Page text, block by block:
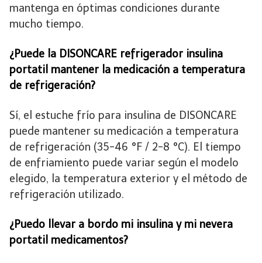
mantenga en óptimas condiciones durante
mucho tiempo.
¿Puede la DISONCARE refrigerador insulina
portatil mantener la medicación a temperatura
de refrigeración?
Sí, el estuche frío para insulina de DISONCARE
puede mantener su medicación a temperatura
de refrigeración (35-46 °F / 2-8 °C). El tiempo
de enfriamiento puede variar según el modelo
elegido, la temperatura exterior y el método de
refrigeración utilizado.
¿Puedo llevar a bordo mi insulina y mi nevera
portatil medicamentos?